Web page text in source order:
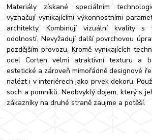
Materiály získané speciálním
vyznačují vynikajícími výkonnostními
architekty. Kombinují vizuální kvality
odolností. Nevyžadují další povrchovou
pozdějším provozu. Kromě vynikajících
ocel Corten velmi atraktivní texturu a
estetické a zároveň mimořádně designové
nalézt i v interiérech jako prvek dekoru.
soch a pomníků. Neobvyklý dojem, který s
zákazníky na druhé straně zaujme a potěší.